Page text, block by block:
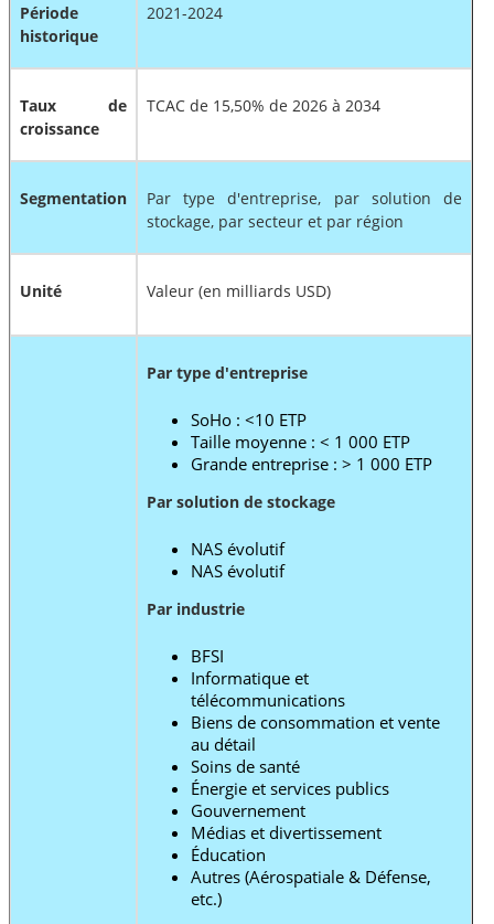
Période
historique
2021-2024
Taux de
croissance
TCAC de 15,50% de 2026 à 2034
Segmentation
Par type d'entreprise, par solution de
stockage, par secteur et par région
Unité Valeur (en milliards USD)
Par type d'entreprise
SoHo : <10 ETP
Taille moyenne : < 1 000 ETP
Grande entreprise : > 1 000 ETP
Par solution de stockage
NAS évolutif
NAS évolutif
Par industrie
BFSI
Informatique et
télécommunications
Biens de consommation et vente
au détail
Soins de santé
Énergie et services publics
Gouvernement
Médias et divertissement
Éducation
Autres (Aérospatiale & Défense,
etc.)